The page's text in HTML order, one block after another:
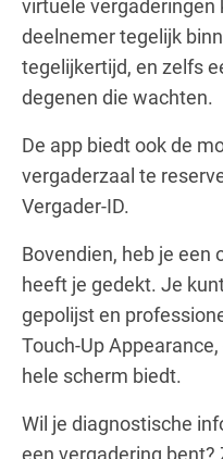
virtuele vergaderingen
deelnemer tegelijk
tegelijkertijd, en zelfs
degenen die wachten.
De app biedt ook de
vergaderzaal te
Vergader-ID.
Bovendien, heb je een
heeft je gedekt. Je
gepolijst en
Touch-Up
hele scherm biedt.
Wil je diagnostische
een vergadering bent?